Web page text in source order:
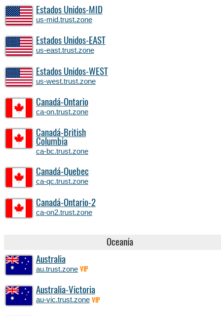
Estados Unidos-MID
us-mid.trust.zone
Estados Unidos-EAST
us-east.trust.zone
Estados Unidos-WEST
us-west.trust.zone
Canadá-Ontario
ca-on.trust.zone
Canadá-British
Columbia
ca-bc.trust.zone
Canadá-Quebec
ca-qc.trust.zone
Canadá-Ontario-2
ca-on2.trust.zone
Oceanía
Australia
au.trust.zone VIP
Australia-Victoria
au-vic.trust.zone VIP